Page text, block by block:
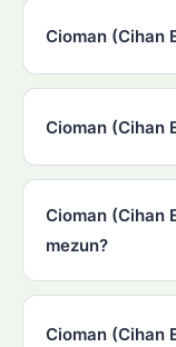
Cioman (Cihan
Cioman (Cihan
Cioman (Cihan
mezun?
Cioman (Cihan